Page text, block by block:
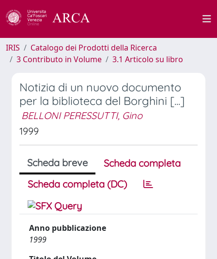
IRIS
Catalogo dei Prodotti della Ricerca
3 Contributo in Volume
3.1 Articolo su libro
Notizia di un nuovo documento
per la biblioteca del Borghini [...]
BELLONI PERESSUTTI, Gino
1999
Scheda breve
Scheda completa
Scheda completa (DC)
Anno pubblicazione
1999